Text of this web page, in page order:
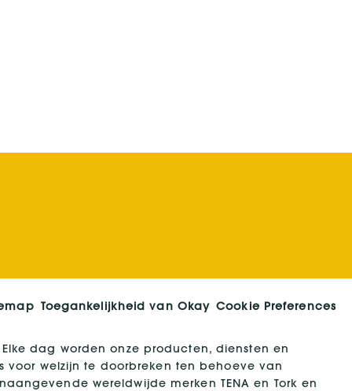
Toegankelijkheid van Okay Cookie Preferences
dag worden onze producten, diensten en
welzijn te doorbreken ten behoeve van
wereldwijde merken TENA en Tork en